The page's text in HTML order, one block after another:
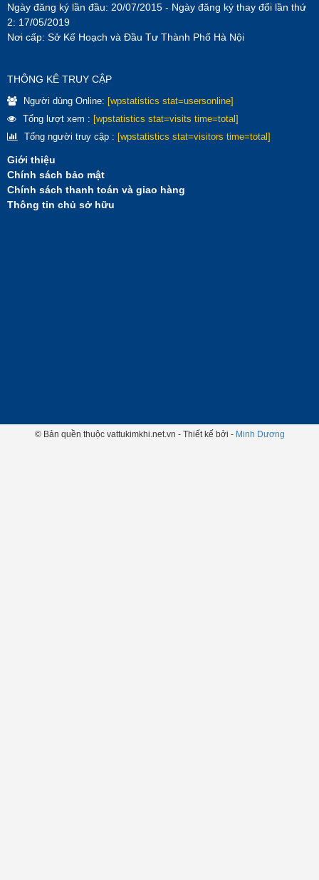
Ngày đăng ký lần đầu: 20/07/2015 - Ngày đăng ký thay đổi lần thứ
2: 17/05/2019
Nơi cấp: Sở Kế Hoạch và Đầu Tư Thành Phố Hà Nội
THÔNG KÊ TRUY CẬP
Người dùng Online: [wpstatistics stat=usersonline]
Tổng lượt xem : [wpstatistics stat=visits time=total]
Tổng người truy cập : [wpstatistics stat=visitors time=total]
Giới thiệu
Chính sách bảo mật
Chính sách thanh toán và giao hàng
Thông tin chủ sở hữu
© Bản quền thuộc vattukimkhi.net.vn - Thiết kế bởi - Minh Dương